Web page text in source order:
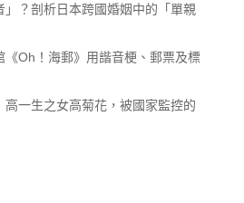
」？剖析日本跨國婚姻中的「單親
《Oh！海郵》用諧音梗、郵票及標
一生之女高菊花，被國家監控的